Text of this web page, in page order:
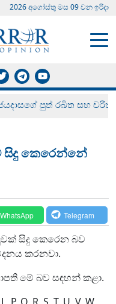
2026 අගෝස්‍තු මස 09 වන ඉරිදා
පුත් රඛිත සහ චරිත්
සිදු කෙරෙන්නේ
WhatsApp Telegram
සිදු කෙරෙන බව
කරනවා.
මේ බව සඳහන් කළා.